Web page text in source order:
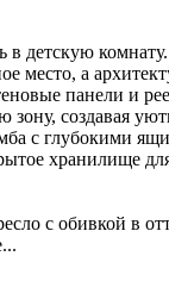
в детскую
место, а
панели и
зону, создавая
с глубокими
хранилище
с обивкой в